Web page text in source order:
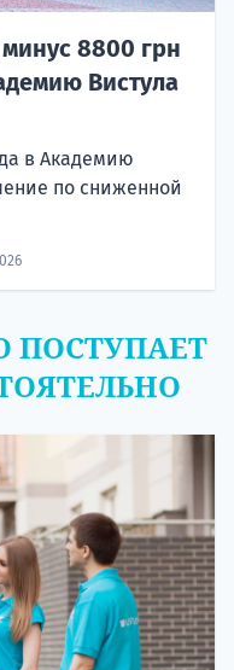
8800 грн
Вистула
в Академию
по сниженной
ПОСТУПАЕТ